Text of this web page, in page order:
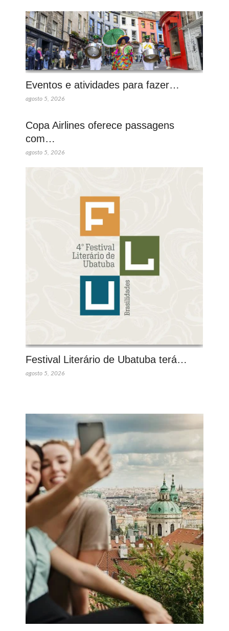
Eventos e atividades para fazer…
agosto 5, 2026
Copa Airlines oferece passagens
com…
agosto 5, 2026
Festival Literário de Ubatuba terá…
agosto 5, 2026